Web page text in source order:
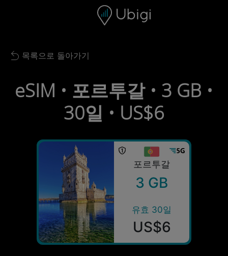
내비게이션 바 하단
Back to list
목록으로 돌아가기
eSIM • 포르투갈 • 3 GB •
30일 • US$6
포르투갈
3 GB
유효 30일
US$6